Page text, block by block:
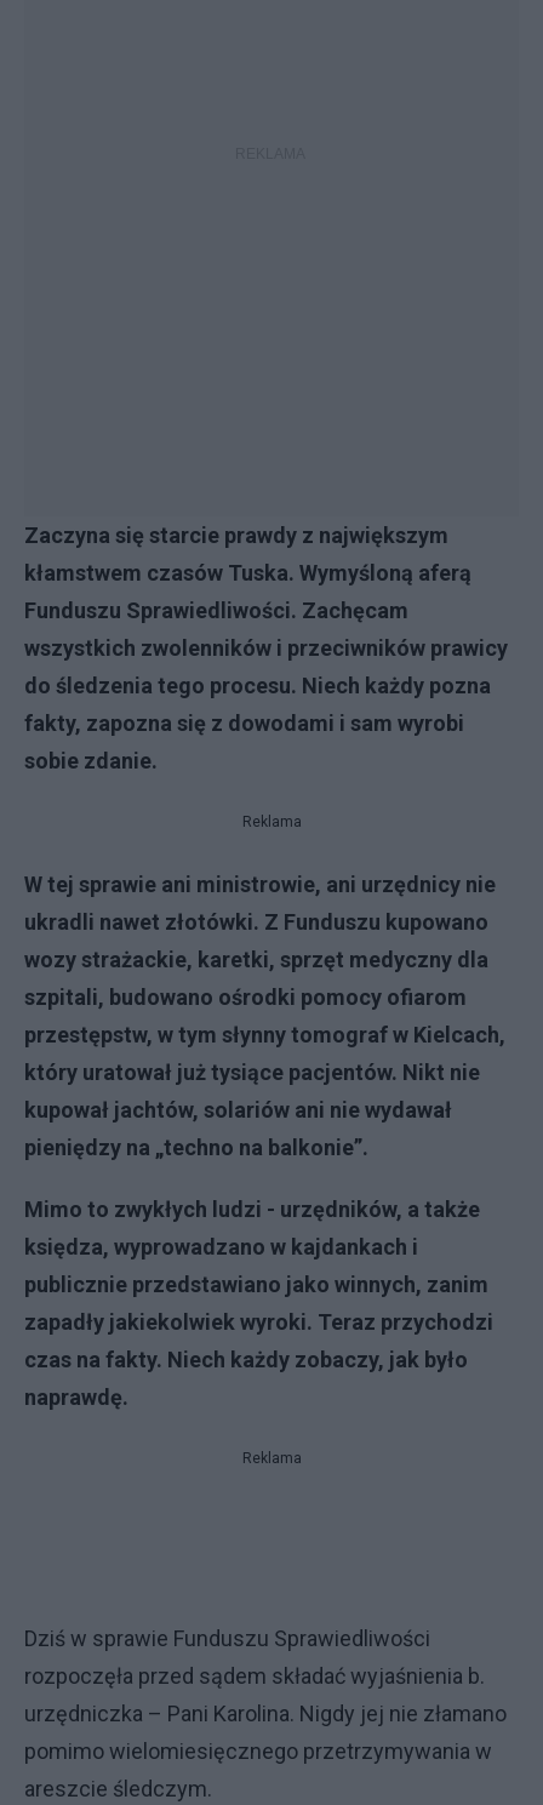
Zaczyna się starcie prawdy z największym
kłamstwem czasów Tuska. Wymyśloną aferą
Funduszu Sprawiedliwości. Zachęcam
wszystkich zwolenników i przeciwników prawicy
do śledzenia tego procesu. Niech każdy pozna
fakty, zapozna się z dowodami i sam wyrobi
sobie zdanie.
Reklama
W tej sprawie ani ministrowie, ani urzędnicy nie
ukradli nawet złotówki. Z Funduszu kupowano
wozy strażackie, karetki, sprzęt medyczny dla
szpitali, budowano ośrodki pomocy ofiarom
przestępstw, w tym słynny tomograf w Kielcach,
który uratował już tysiące pacjentów. Nikt nie
kupował jachtów, solariów ani nie wydawał
pieniędzy na „techno na balkonie”.
Mimo to zwykłych ludzi - urzędników, a także
księdza, wyprowadzano w kajdankach i
publicznie przedstawiano jako winnych, zanim
zapadły jakiekolwiek wyroki. Teraz przychodzi
czas na fakty. Niech każdy zobaczy, jak było
naprawdę.
Reklama
Dziś w sprawie Funduszu Sprawiedliwości
rozpoczęła przed sądem składać wyjaśnienia b.
urzędniczka – Pani Karolina. Nigdy jej nie złamano
pomimo wielomiesięcznego przetrzymywania w
areszcie śledczym.